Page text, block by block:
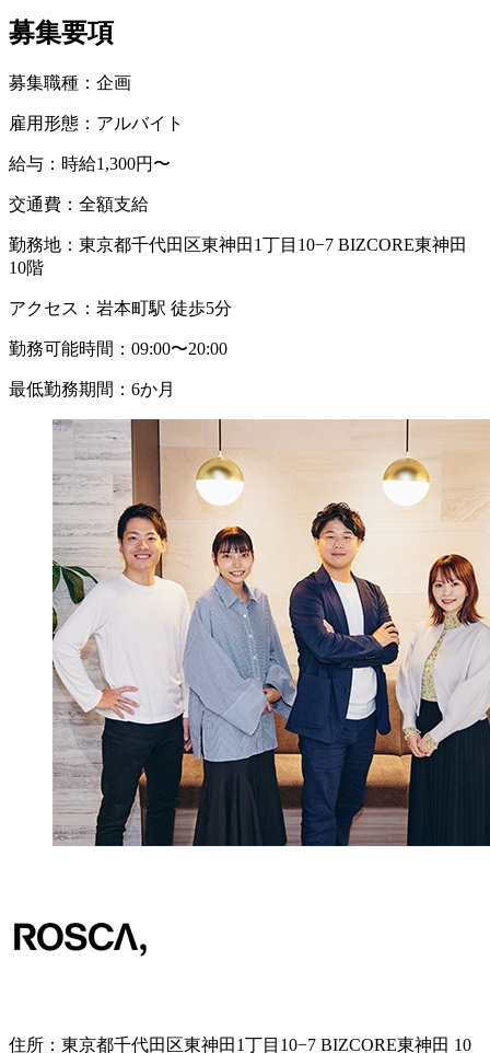
募集要項
募集職種： 企画
雇用形態： アルバイト
給与： 時給1,300円〜
交通費： 全額支給
勤務地： 東京都千代田区東神田1丁目10−7 BIZCORE東神田
10階
アクセス： 岩本町駅 徒歩5分
勤務可能時間： 09:00〜20:00
最低勤務期間： 6か月
住所： 東京都千代田区東神田1丁目10−7 BIZCORE東神田 10